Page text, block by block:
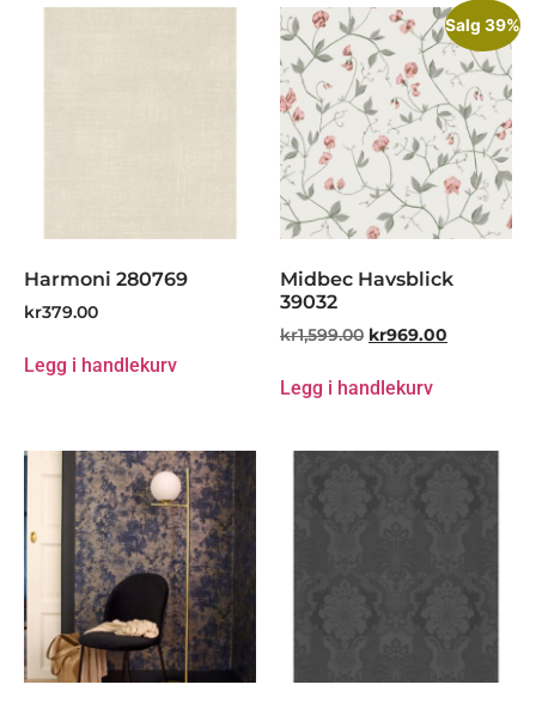
Harmoni 280769
kr379.00
Legg i handlekurv
Salg 39%
Midbec Havsblick
39032
kr1,599.00 kr969.00
Legg i handlekurv